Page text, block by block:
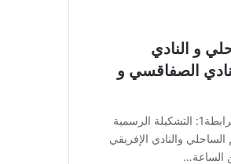
و النادي
الصفاقسي و
الرابطة المحترفة الأولى : الرابطة1: التشكيلة الرسمية
الساحلي والنادي الإفريقي
الساعة…